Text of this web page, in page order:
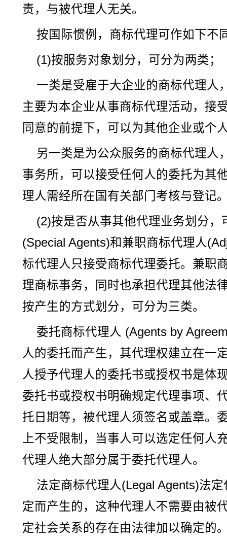
责，与被代理人无关。
按国际惯例，商标代理可作如下不
(1)按服务对象划分，可分为两类；
一类是受雇于大企业的商标代理人
主要为本企业从事商标代理活动，接
同意的前提下，可以为其他企业或个
另一类是为公众服务的商标代理人
事务所，可以接受任何人的委托为其
理人需经所在国有关部门考核与登记
(2)按是否从事其他代理业务划分，
(Special Agents)和兼职商标代理人
标代理人只接受商标代理委托。兼职
理商标事务，同时也承担代理其他法
按产生的方式划分，可分为三类。
委托商标代理人 (Agents by
人的委托而产生，其代理权建立在一
人授予代理人的委托书或授权书是体
委托书或授权书明确规定代理事项、
托日期等，被代理人须签名或盖章。
上不受限制，当事人可以选定任何人
代理人绝大部分属于委托代理人。
法定商标代理人(Legal Agents)法
定而产生的，这种代理人不需要由被
定社会关系的存在由法律加以确定的